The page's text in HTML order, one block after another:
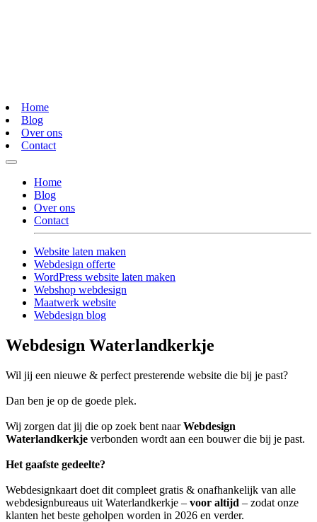
Home
Blog
Over ons
Contact
Home
Blog
Over ons
Contact
Website laten maken
Webdesign offerte
WordPress website laten maken
Webshop webdesign
Maatwerk website
Webdesign blog
Webdesign Waterlandkerkje
Wil jij een nieuwe & perfect presterende website die bij je past?
Dan ben je op de goede plek.
Wij zorgen dat jij die op zoek bent naarWebdesign
Waterlandkerkje verbonden wordt aan een bouwer die bij je past.
Het gaafste gedeelte?
Webdesignkaart doet dit compleet gratis & onafhankelijk van alle
webdesignbureaus uit Waterlandkerkje – voor altijd – zodat onze
klanten het beste geholpen worden in 2026 en verder.